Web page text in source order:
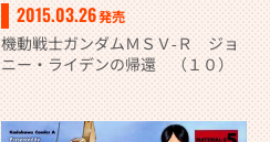
2015.03.26発売
機動戦士ガンダムＭＳＶ‐Ｒ ジョ
ニー・ライデンの帰還 （１０）